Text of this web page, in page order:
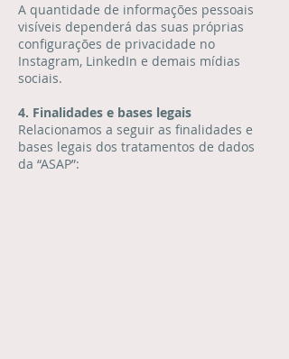
A quantidade de informações pessoais
visíveis dependerá das suas próprias
configurações de privacidade no
Instagram, LinkedIn e demais mídias
sociais.
4. Finalidades e bases legais
Relacionamos a seguir as finalidades e
bases legais dos tratamentos de dados
da “ASAP”: